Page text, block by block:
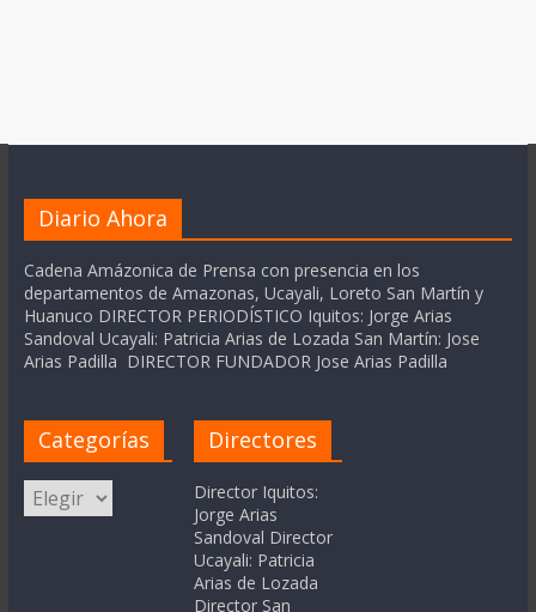
Diario Ahora
Cadena Amázonica de Prensa con presencia en los
departamentos de Amazonas, Ucayali, Loreto San Martín y
Huanuco DIRECTOR PERIODÍSTICO Iquitos: Jorge Arias
Sandoval Ucayali: Patricia Arias de Lozada San Martín: Jose
Arias Padilla DIRECTOR FUNDADOR Jose Arias Padilla
Categorías
Categorías
Directores
Director Iquitos:
Jorge Arias
Sandoval Director
Ucayali: Patricia
Arias de Lozada
Director San